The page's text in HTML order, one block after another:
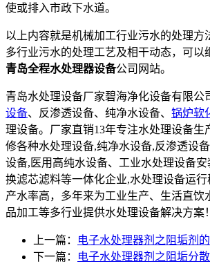
使或排入市政下水道。
以上内容就是机械加工行业污水的处理方
多行业污水的处理工艺及相干动态，可以
青岛全程水处理器设备公司网站。
青岛水处理设备厂家碧海净化设备有限公
设备、反渗透设备、纯净水设备、 锅炉软
理设备。厂家直销13年专注水处理设备生
修各种水处理设备,纯净水设备,反渗透设
设备,医用高纯水设备、工业水处理设备
换滤芯滤料等一体化企业,水处理设备运
产水率高，多年来为工业生产、生活直饮
品加工等多行业提供水处理设备解决方案！
上一篇：
电子水处理器剂之阻垢剂
下一篇：
电子水处理器剂之阻垢分散